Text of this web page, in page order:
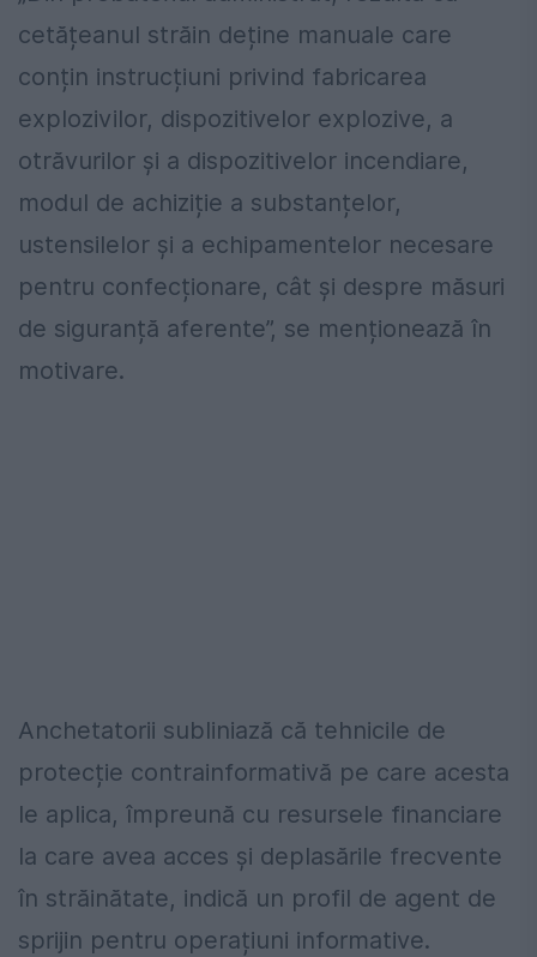
cetățeanul străin deține manuale care
conțin instrucțiuni privind fabricarea
explozivilor, dispozitivelor explozive, a
otrăvurilor şi a dispozitivelor incendiare,
modul de achiziție a substanțelor,
ustensilelor și a echipamentelor necesare
pentru confecționare, cât și despre măsuri
de siguranță aferente”, se menționează în
motivare.
Anchetatorii subliniază că tehnicile de
protecție contrainformativă pe care acesta
le aplica, împreună cu resursele financiare
la care avea acces și deplasările frecvente
în străinătate, indică un profil de agent de
sprijin pentru operațiuni informative.